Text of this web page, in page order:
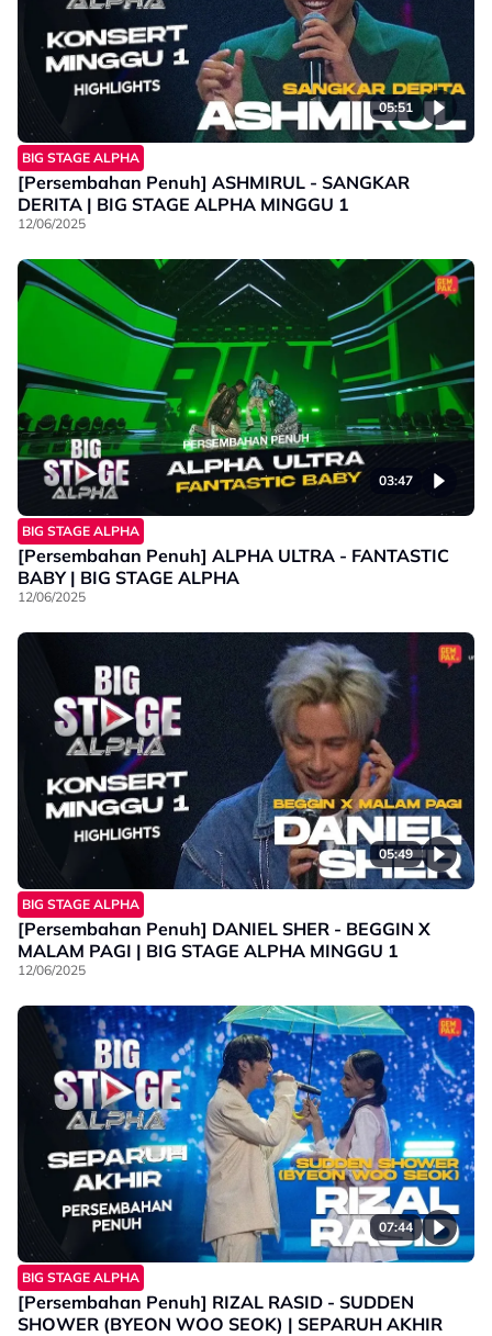
05:51
BIG STAGE ALPHA
[Persembahan Penuh] ASHMIRUL - SANGKAR
DERITA | BIG STAGE ALPHA MINGGU 1
12/06/2025
03:47
BIG STAGE ALPHA
[Persembahan Penuh] ALPHA ULTRA - FANTASTIC
BABY | BIG STAGE ALPHA
12/06/2025
05:49
BIG STAGE ALPHA
[Persembahan Penuh] DANIEL SHER - BEGGIN X
MALAM PAGI | BIG STAGE ALPHA MINGGU 1
12/06/2025
07:44
BIG STAGE ALPHA
[Persembahan Penuh] RIZAL RASID - SUDDEN
SHOWER (BYEON WOO SEOK) | SEPARUH AKHIR